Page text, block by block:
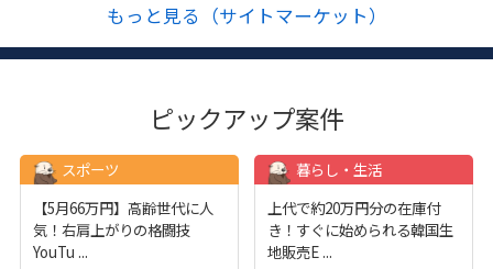
もっと見る（サイトマーケット）
ピックアップ案件
スポーツ
【5月66万円】高齢世代に人
気！右肩上がりの格闘技
YouTu ...
暮らし・生活
上代で約20万円分の在庫付
き！すぐに始められる韓国生
地販売E ...